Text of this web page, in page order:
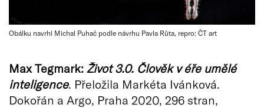
Obálku navrhl Michal Puhač podle návrhu Pavla Růta, repro: ČT art
Max Tegmark: Život 3.0. Člověk v éře umělé
inteligence. Přeložila Markéta Ivánková.
Dokořán a Argo, Praha 2020, 296 stran,